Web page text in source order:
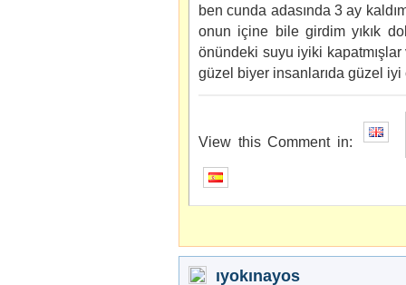
ben cunda adasında 3 ay
onun içine bile girdim yıkık
önündeki suyu iyiki
güzel biyer insanlarıda güzel
View this Comment in:
ıyokınayos